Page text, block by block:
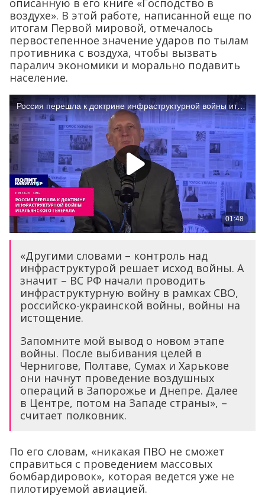
описанную в его книге «Господство в
воздухе». В этой работе, написанной еще по
итогам Первой мировой, отмечалось
первостепенное значение ударов по тылам
противника с воздуха, чтобы вызвать
паралич экономики и морально подавить
население.
«Другими словами – контроль над
инфраструктурой решает исход войны. А
значит – ВС РФ начали проводить
инфраструктурную войну в рамках СВО,
российско-украинской войны, войны на
истощение.
Запомните мой вывод о новом этапе
войны. После выбивания целей в
Чернигове, Полтаве, Сумах и Харькове
они начнут проведение воздушных
операций в Запорожье и Днепре. Далее
в Центре, потом на Западе страны», –
считает полковник.
По его словам, «никакая ПВО не сможет
справиться с проведением массовых
бомбардировок», которая ведется уже не
пилотируемой авиацией.